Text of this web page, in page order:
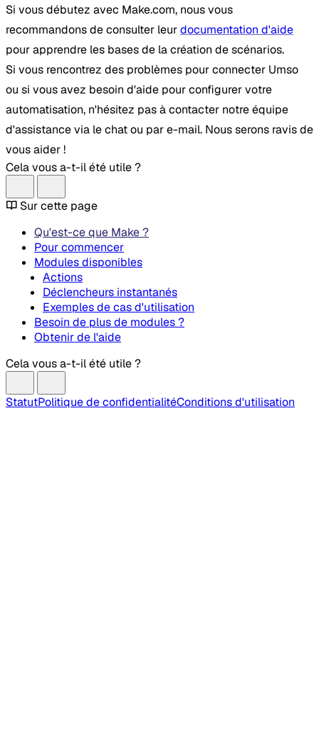
Si vous débutez avec Make.com, nous vous
recommandons de consulter leurdocumentation d'aide
pour apprendre les bases de la création de scénarios.
Si vous rencontrez des problèmes pour connecter Umso
ou si vous avez besoin d'aide pour configurer votre
automatisation, n'hésitez pas à contacter notre équipe
d'assistance via le chat ou par e-mail. Nous serons ravis de
vous aider !
Cela vous a-t-il été utile ?
Sur cette page
Qu'est-ce que Make ?
Pour commencer
Modules disponibles
Actions
Déclencheurs instantanés
Exemples de cas d'utilisation
Besoin de plus de modules ?
Obtenir de l'aide
Cela vous a-t-il été utile ?
StatutPolitique de confidentialitéConditions d'utilisation